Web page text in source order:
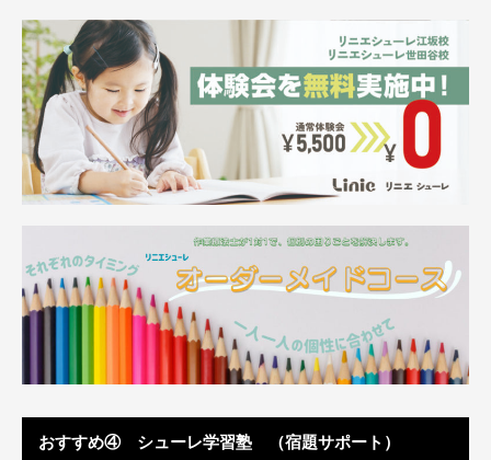
おすすめ④ シューレ学習塾 （宿題サポート）